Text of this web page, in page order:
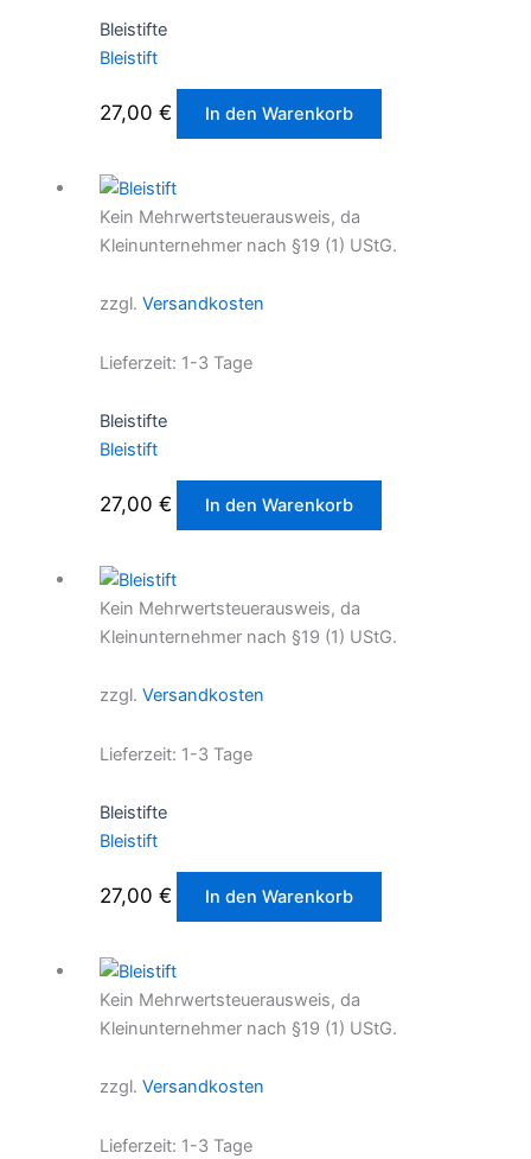
Bleistifte
Bleistift
27,00 € In den Warenkorb
Kein Mehrwertsteuerausweis, da
Kleinunternehmer nach §19 (1) UStG.
zzgl. Versandkosten
Lieferzeit: 1-3 Tage
Bleistifte
Bleistift
27,00 € In den Warenkorb
Kein Mehrwertsteuerausweis, da
Kleinunternehmer nach §19 (1) UStG.
zzgl. Versandkosten
Lieferzeit: 1-3 Tage
Bleistifte
Bleistift
27,00 € In den Warenkorb
Kein Mehrwertsteuerausweis, da
Kleinunternehmer nach §19 (1) UStG.
zzgl. Versandkosten
Lieferzeit: 1-3 Tage